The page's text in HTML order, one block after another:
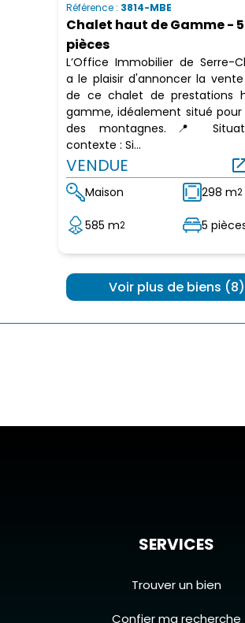
Référence : 3814-MBE
Chalet haut de Gamme - 5
pièces
L’Office Immobilier de Serre-
a le plaisir d'annoncer la vente
de ce chalet de prestations
gamme, idéalement situé
des montagnes.📍
contexte : Si...
VENDUE
Maison 298 m2
585 m2 5
Voir plus de biens (8)
SERVICES
Trouver un bien
Confier ma recherche